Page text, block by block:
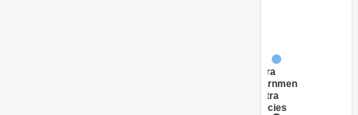
FY17 -
Central
Government
(Central
Agencies
)